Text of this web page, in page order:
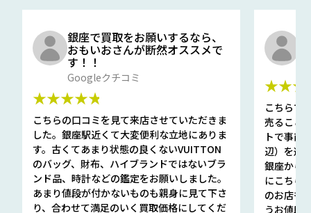
銀座で買取をお願いするなら、
おもいおさんが断然オススメで
す！！
Googleクチコミ
★★★★★
こちらの口コミを見て来店させていただきま
した。銀座駅近くて大変便利な立地にありま
す。古くてあまり状態の良くないVUITTON
のバッグ、財布、ハイブランドではないブラ
ンド品、時計などの鑑定をお願いしました。
あまり値段が付かないものも親身に見て下さ
り、合わせて満足のいく買取価格にしてくだ
こちらで
売ること
トで事前
辺）を選
銀座から
にこちら
のお店も
うお値段